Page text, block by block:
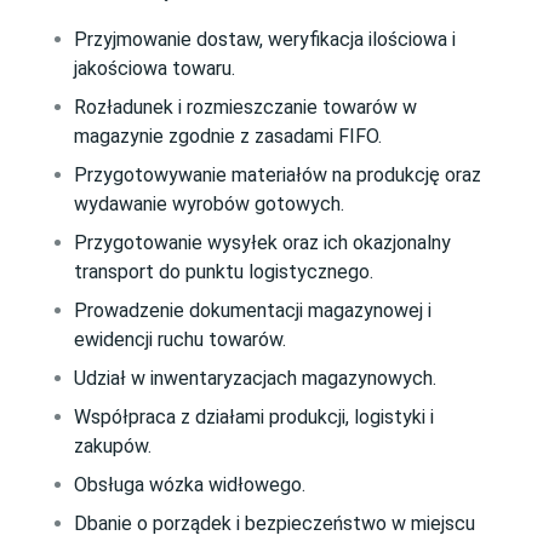
Przyjmowanie dostaw, weryfikacja ilościowa i
jakościowa towaru.
Rozładunek i rozmieszczanie towarów w
magazynie zgodnie z zasadami FIFO.
Przygotowywanie materiałów na produkcję oraz
wydawanie wyrobów gotowych.
Przygotowanie wysyłek oraz ich okazjonalny
transport do punktu logistycznego.
Prowadzenie dokumentacji magazynowej i
ewidencji ruchu towarów.
Udział w inwentaryzacjach magazynowych.
Współpraca z działami produkcji, logistyki i
zakupów.
Obsługa wózka widłowego.
Dbanie o porządek i bezpieczeństwo w miejscu